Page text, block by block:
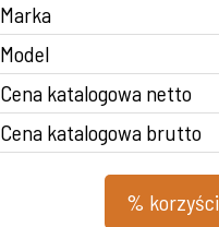
Marka
Model
Cena katalogowa netto
Cena katalogowa brutto
% korzyści